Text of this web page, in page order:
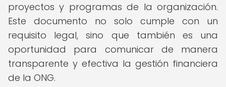
proyectos y programas de la organización.
Este documento no solo cumple con un
requisito legal, sino que también es una
oportunidad para comunicar de manera
transparente y efectiva la gestión financiera
de la ONG.